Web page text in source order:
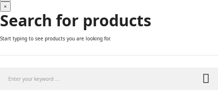
×
Search for products
Start typing to see products you are looking for.